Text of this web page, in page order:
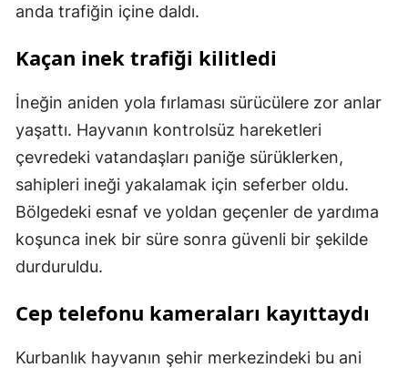
anda trafiğin içine daldı.
Kaçan inek trafiği kilitledi
İneğin aniden yola fırlaması sürücülere zor anlar
yaşattı. Hayvanın kontrolsüz hareketleri
çevredeki vatandaşları paniğe sürüklerken,
sahipleri ineği yakalamak için seferber oldu.
Bölgedeki esnaf ve yoldan geçenler de yardıma
koşunca inek bir süre sonra güvenli bir şekilde
durduruldu.
Cep telefonu kameraları kayıttaydı
Kurbanlık hayvanın şehir merkezindeki bu ani